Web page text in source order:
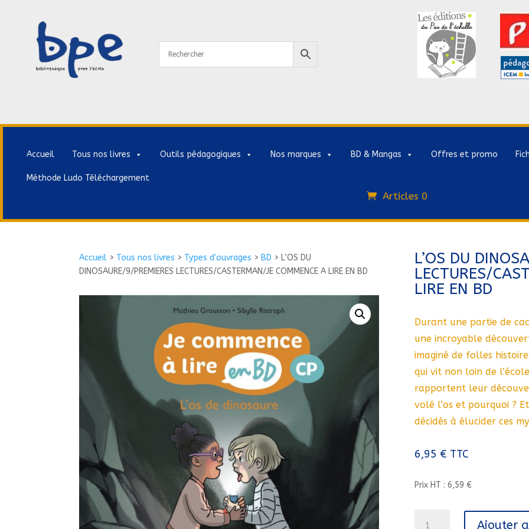
Accueil Tous nos livres Outils pédagogiques Nos marques BD & Mangas Offres et promo
Méthode Ludo Téléchargement
Articles 0
Accueil > Tous nos livres > Types d'ouvrages > BD > L’OS DU
DINOSAURE/9/PREMIERES LECTURES/CASTERMAN/JE COMMENCE A LIRE EN BD
L’OS DU
LECTURES/
LIRE EN BD
Durant une partie de
une incroyable
imaginé de folles
qui vit non loin de
rapportent leur
volé l’os et pourquoi ?
décidés à élucider ces
6,95 € TTC
Prix HT : 6,59 €
Ajouter